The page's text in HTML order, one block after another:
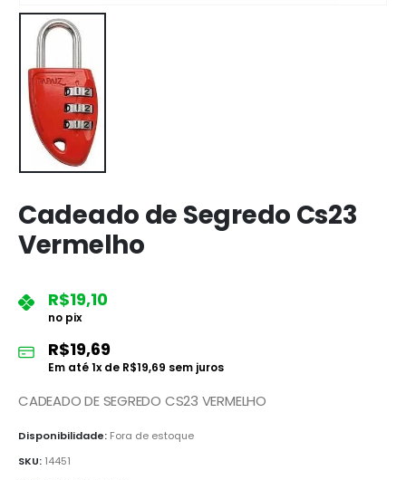
Cadeado de Segredo Cs23
Vermelho
R$19,10
no pix
R$19,69
Em até1x de R$19,69 sem juros
CADEADO DE SEGREDO CS23 VERMELHO
Disponibilidade: Fora de estoque
SKU: 14451